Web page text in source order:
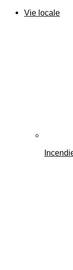
Vie locale